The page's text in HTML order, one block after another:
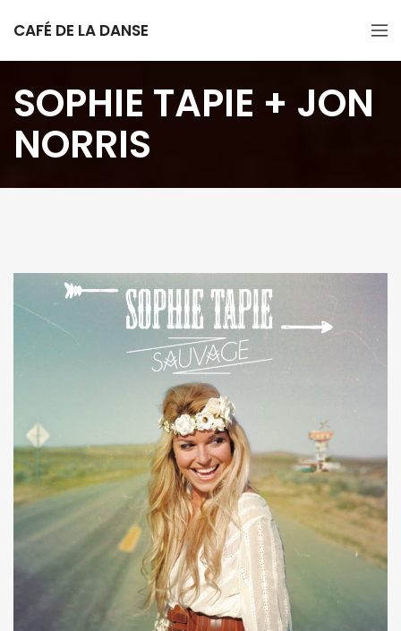
CAFÉ DE LA DANSE
SOPHIE TAPIE + JON
NORRIS